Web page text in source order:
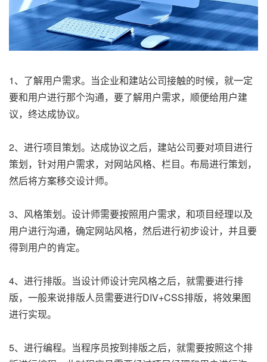
1、了解用户需求。当企业和建站公司接触的时候，就一定
要和用户进行那个沟通，要了解用户需求，顺便给用户建
议，终达成协议。
2、进行项目策划。达成协议之后，建站公司要对项目进行
策划，针对用户需求，对网站风格、栏目。布局进行策划，
然后将方案移交设计师。
3、风格策划。设计师需要按照用户需求，和项目经理以及
用户进行沟通，确定网站风格，然后进行初步设计，并且要
得到用户的肯定。
4、进行排版。当设计师设计完风格之后，就需要进行排
版，一般来说排版人员需要进行DIV+CSS排版，将效果图
进行实现。
5、进行编程。当程序员按到排版之后，就需要按照这个排